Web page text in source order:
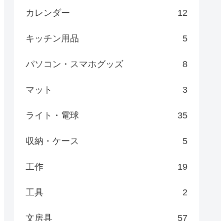
カレンダー 12
キッチン用品 5
パソコン・スマホグッズ 8
マット 3
ライト・電球 35
収納・ケース 5
工作 19
工具 2
文房具 57